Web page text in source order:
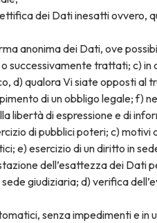
dei Dati inesatti ovvero,
anonima dei Dati, ove
successivamente trattati; c) in
d) qualora Vi siate opposti al
di un obbligo legale; f)
libertà di espressione e di
di pubblici poteri; c)
e) esercizio di un diritto in
dell’esattezza dei Dati
giudiziaria; d) verifica
senza impedimenti e in